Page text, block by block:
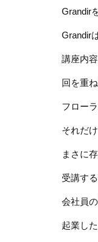
Grandir
Grandir
講座内
回を重
フロー
それだ
まさに
受講す
会社員
起業し